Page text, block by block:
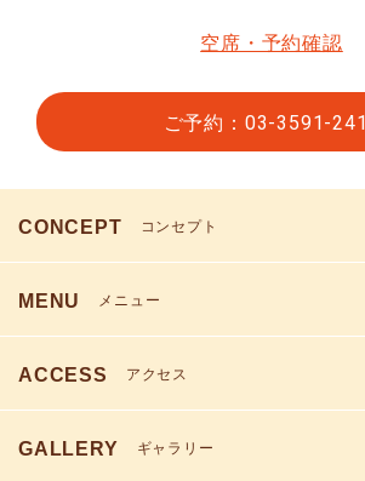
空席・予約確認
ご予約：03-3591-
コンセプト
CONCEPT
メニュー
MENU
アクセス
ACCESS
ギャラリー
GALLERY